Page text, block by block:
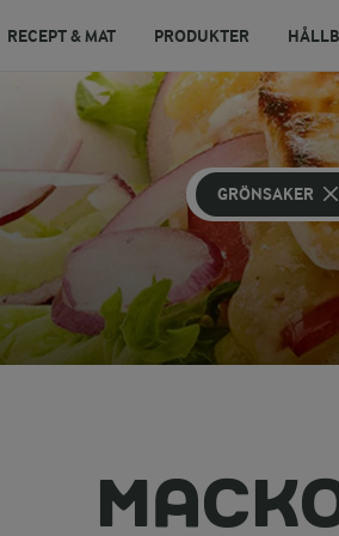
RECEPT & MAT PRODUKTER
GRÖNSAKER